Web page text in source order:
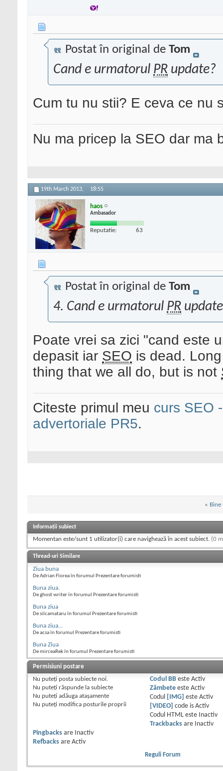
Postat în original de Tom
Cand e urmatorul PR update?
Cum tu nu stii? E ceva ce nu
Nu ma pricep la SEO dar ma
19th March 2013, 18:55
haos
Ambasador
Reputatie: 63
Postat în original de Tom
4. Cand e urmatorul PR
Poate vrei sa zici "cand este
depasit iar SEO is dead.
thing that we all do, but is not
Citeste primul meu curs SEO
advertoriale PR5.
« Bine
Informații subiect
Momentan este/sunt 1 utilizator(i) care navighează în acest subiect. (0
Thread-uri Similare
Ziua buna
De Adrian Florea în forumul Prezentare forumisti
Buna ziua.
De ghost writer în forumul Prezentare forumisti
Buna ziua
De silcamataru în forumul Prezentare forumisti
Buna ziua...
De acsa în forumul Prezentare forumisti
Buna Ziua
De mirceaRek în forumul Prezentare forumisti
Permisiuni postare
Nu puteţi posta subiecte noi.
Nu puteţi răspunde la subiecte
Nu puteţi adăuga ataşamente
Nu puteţi modifica posturile proprii
Codul BBeste Activ
Zâmbeteeste Activ
Codul
[IMG] este Activ
[VIDEO] code is Activ
Codul HTML este
Inactiv
Trackbacksare
Inactiv
Pingbacks are
Inactiv
Refbacks are Activ
Reguli Forum